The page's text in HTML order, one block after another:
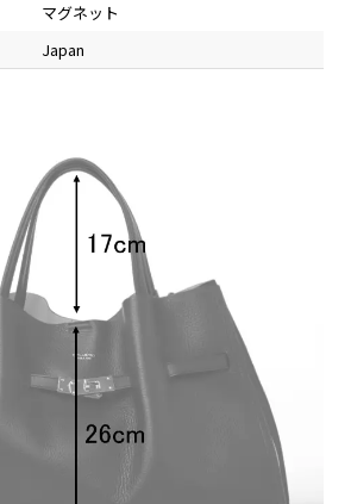
マグネット
Japan